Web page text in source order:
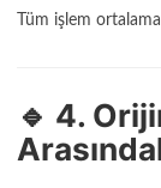
Tüm işlem ortalama
🔹 4.